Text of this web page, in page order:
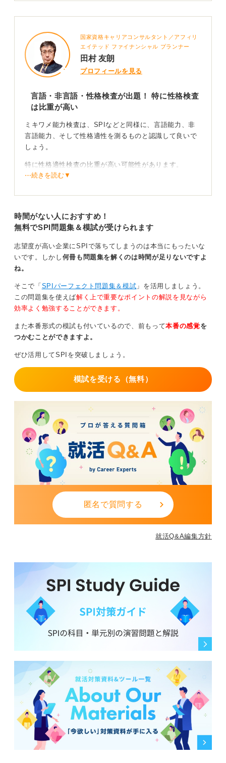
国家資格キャリアコンサルタント／アフィリ
エイテッド ファイナンシャル プランナー
田村 友朗
プロフィールを見る
言語・非言語・性格検査が出題！ 特に性格検査
は比重が高い
ミキワメ能力検査は、SPIなどと同様に、言語能力、非
言語能力、そして性格適性を測るものと認識して良いで
しょう。
特に性格適性検査の比重が高い可能性があります。
幅広い知識や解決能力、ストレス耐性が試される
試験に特有の難しい時事問題などが出ることは少ないと
考えられますが、社会人として求められる幅広い知識
多いです。
形式に慣れ、制限時間内で最大限のパフォーマンスを発
揮できるよう練習を重ねてください。
0
⋯続きを読む▼
時間がない人におすすめ！
無料でSPI問題集＆模試が受けられます
志望度が高い企業にSPIで落ちてしまうのは本当にもったいな
いです。しかし 何冊も問題集を解くのは時間が足りないですよ
ね。
そこで「 SPIパーフェクト問題集＆模試 」を活用しましょう。
この問題集を使えば解く上で重要なポイントの解説を見ながら
効率よく勉強することができます。
また本番形式の模試も付いているので、前もって本番の感覚を
つかむことができますよ。
ぜひ活用してSPIを突破しましょう。
模試を受ける（無料）
匿名で質問する
就活Q&A編集方針